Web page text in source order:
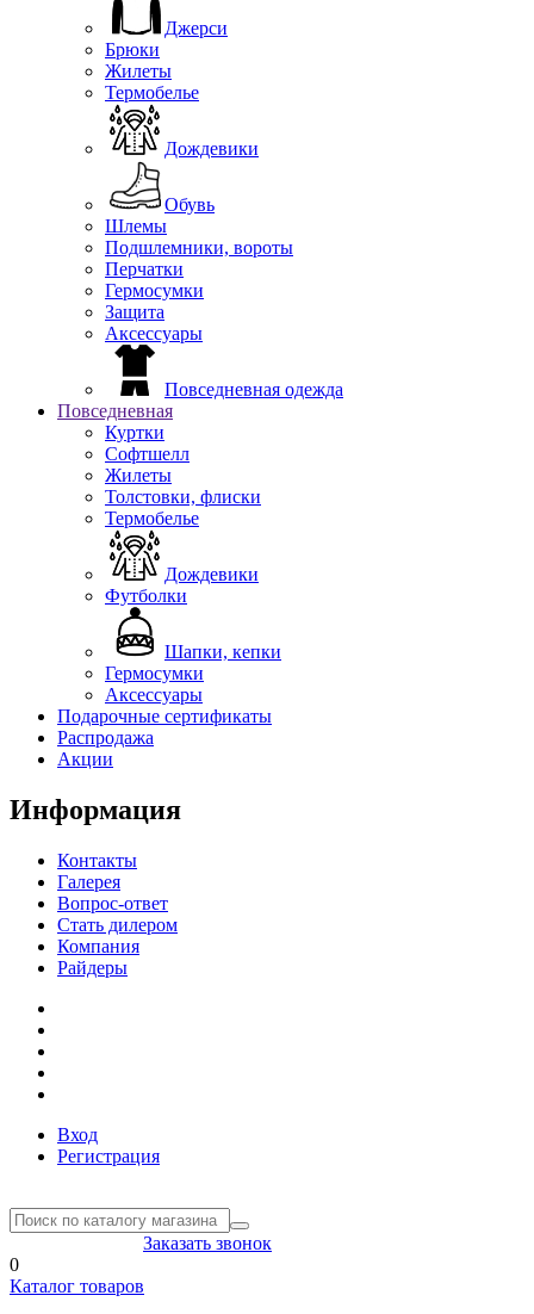
Джерси
Брюки
Жилеты
Термобелье
Дождевики
Обувь
Шлемы
Подшлемники, вороты
Перчатки
Гермосумки
Защита
Аксессуары
Повседневная одежда
Повседневная
Куртки
Софтшелл
Жилеты
Толстовки, флиски
Термобелье
Дождевики
Футболки
Шапки, кепки
Гермосумки
Аксессуары
Подарочные сертификаты
Распродажа
Акции
Информация
Контакты
Галерея
Вопрос-ответ
Стать дилером
Компания
Райдеры
Вход
Регистрация
Заказать звонок
0
Каталог товаров